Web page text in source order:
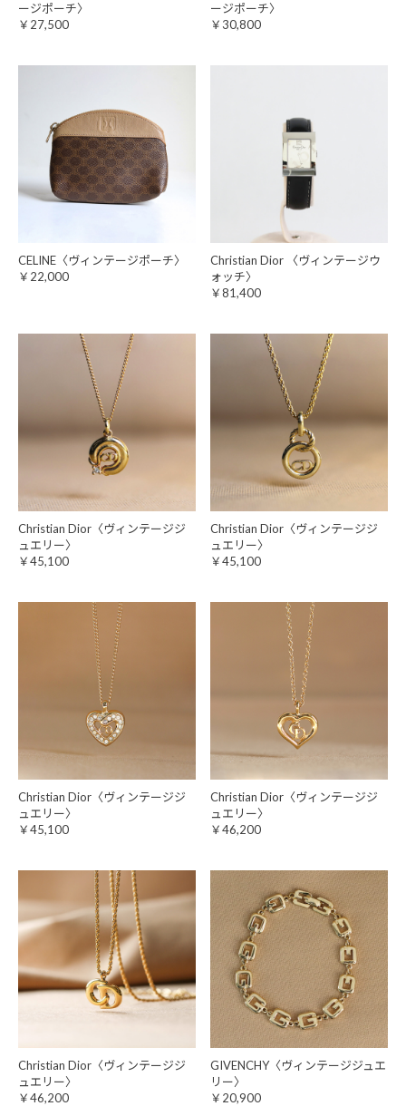
ージポーチ〉
￥27,500
ージポーチ〉
￥30,800
CELINE〈ヴィンテージポーチ〉
￥22,000
Christian Dior 〈ヴィンテージウ
ォッチ〉
￥81,400
Christian Dior〈ヴィンテージジ
ュエリー〉
￥45,100
Christian Dior〈ヴィンテージジ
ュエリー〉
￥45,100
Christian Dior〈ヴィンテージジ
ュエリー〉
￥45,100
Christian Dior〈ヴィンテージジ
ュエリー〉
￥46,200
Christian Dior〈ヴィンテージジ
ュエリー〉
￥46,200
GIVENCHY〈ヴィンテージジュエ
リー〉
￥20,900